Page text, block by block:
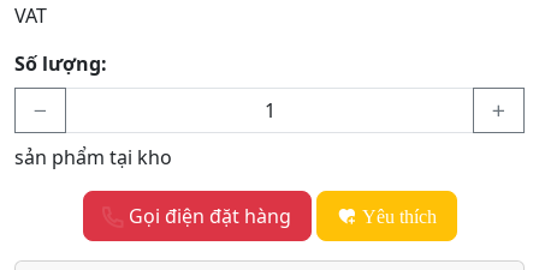
VAT
Số lượng:
sản phẩm tại kho
Gọi điện đặt hàng Yêu thích